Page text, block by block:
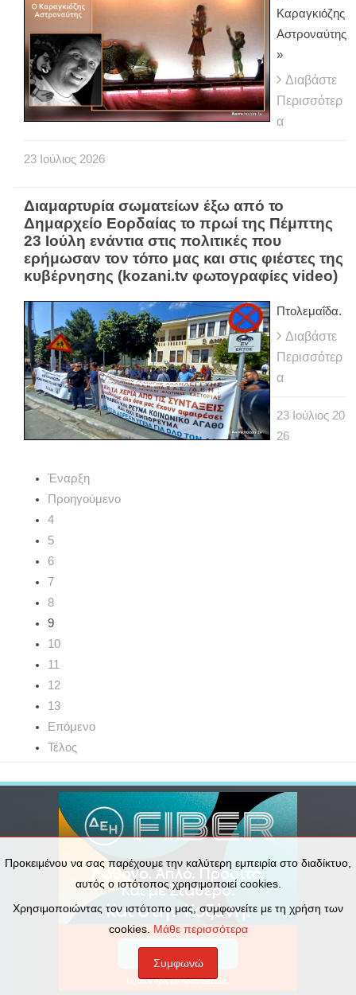
Καραγκιόζης
Αστροναύτης
»
Διαβάστε
Περισσότερ
α
23 Ιούλιος 2026
Διαμαρτυρία σωματείων έξω από το
Δημαρχείο Εορδαίας το πρωί της Πέμπτης
23 Ιούλη ενάντια στις πολιτικές που
ερήμωσαν τον τόπο μας και στις φιέστες της
κυβέρνησης (kozani.tv φωτογραφίες video)
Πτολεμαΐδα.
Διαβάστε
Περισσότερ
α
23 Ιούλιος 20
26
Έναρξη
Προηγούμενο
4
5
6
7
8
9
10
11
12
13
Επόμενο
Τέλος
Προκειμένου να σας παρέχουμε την καλύτερη εμπειρία στο διαδίκτυο,
αυτός ο ιστότοπος χρησιμοποιεί cookies.
Χρησιμοποιώντας τον ιστότοπο μας, συμφωνείτε με τη χρήση των
cookies. Μάθε περισσότερα
Συμφωνώ